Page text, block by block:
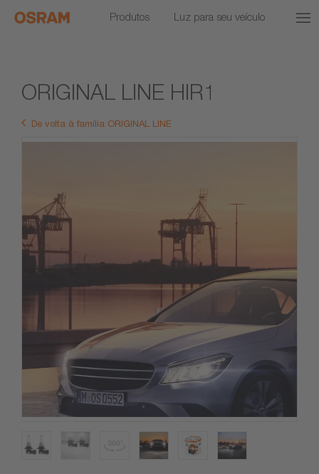
Produtos Luz para seu veículo
ORIGINAL LINE HIR1
De volta à família ORIGINAL LINE